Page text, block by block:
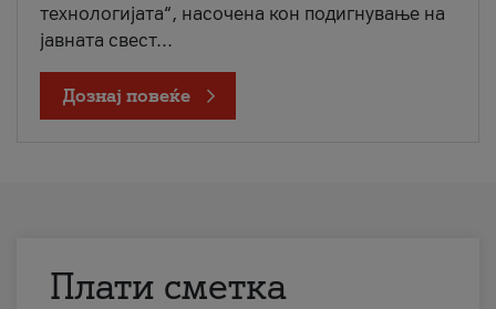
технологијата“, насочена кон подигнување на
јавната свест...
Дознај повеќе
Плати сметка